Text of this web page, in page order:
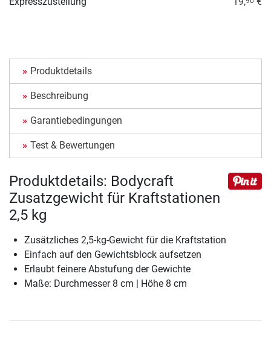
Produktdetails
Beschreibung
Garantiebedingungen
Test & Bewertungen
Produktdetails: Bodycraft
Zusatzgewicht für Kraftstationen
2,5 kg
Zusätzliches 2,5-kg-Gewicht für die Kraftstation
Einfach auf den Gewichtsblock aufsetzen
Erlaubt feinere Abstufung der Gewichte
Maße: Durchmesser 8 cm | Höhe 8 cm